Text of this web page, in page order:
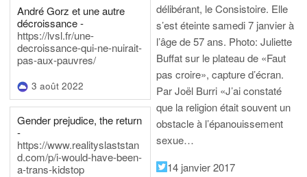
André Gorz et une autre
décroissance -
https://lvsl.fr/une-
decroissance-qui-ne-nuirait-
pas-aux-pauvres/
3 août 2022
Gender prejudice, the return
-
https://www.realityslaststan
d.com/p/i-would-have-been-
a-trans-kidstop
délibérant, le Consistoire. Elle
s’est éteinte samedi 7 janvier à
l’âge de 57 ans. Photo: Juliette
Buffat sur le plateau de «Faut
pas croire», capture d’écran.
Par Joël Burri «J’ai constaté
que la religion était souvent un
obstacle à l’épanouissement
sexue…
14 janvier 2017